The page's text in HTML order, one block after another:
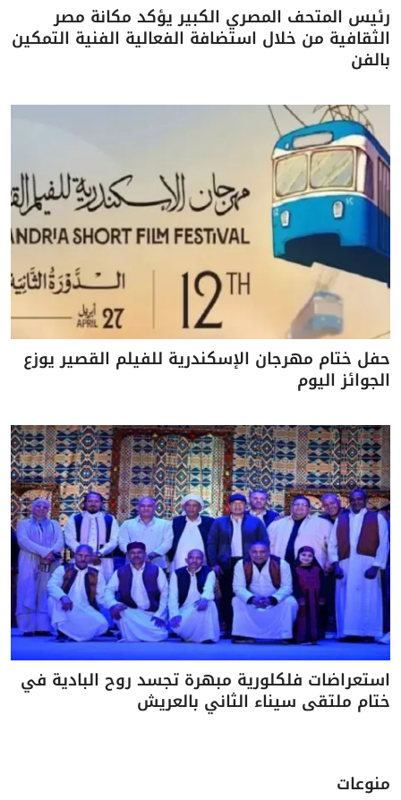
رئيس المتحف المصري الكبير يؤكد مكانة مصر
الثقافية من خلال استضافة الفعالية الفنية التمكين
بالفن
حفل ختام مهرجان الإسكندرية للفيلم القصير يوزع
الجوائز اليوم
استعراضات فلكلورية مبهرة تجسد روح البادية في
ختام ملتقى سيناء الثاني بالعريش
منوعات